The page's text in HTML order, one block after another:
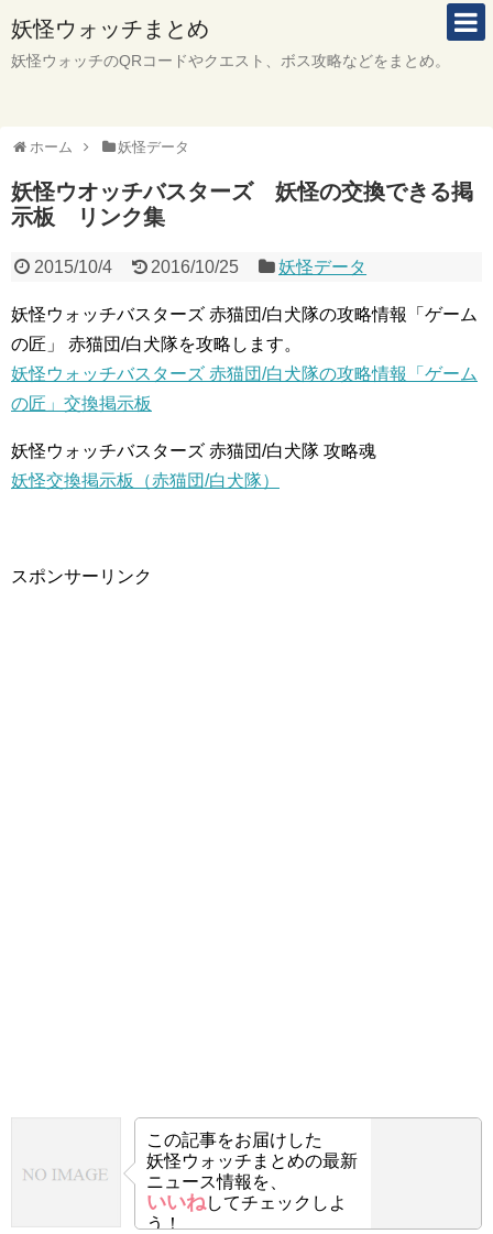
妖怪ウォッチまとめ
妖怪ウォッチのQRコードやクエスト、ボス攻略などをまとめ。
ホーム 妖怪データ
妖怪ウオッチバスターズ 妖怪の交換できる掲
示板 リンク集
2015/10/4 2016/10/25 妖怪データ
妖怪ウォッチバスターズ 赤猫団/白犬隊の攻略情報「ゲーム
の匠」 赤猫団/白犬隊を攻略します。
妖怪ウォッチバスターズ 赤猫団/白犬隊の攻略情報「ゲーム
の匠」交換掲示板
妖怪ウォッチバスターズ 赤猫団/白犬隊 攻略魂
妖怪交換掲示板（赤猫団/白犬隊）
スポンサーリンク
この記事をお届けした
妖怪ウォッチまとめの最新
ニュース情報を、
いいねしてチェックしよ
う！